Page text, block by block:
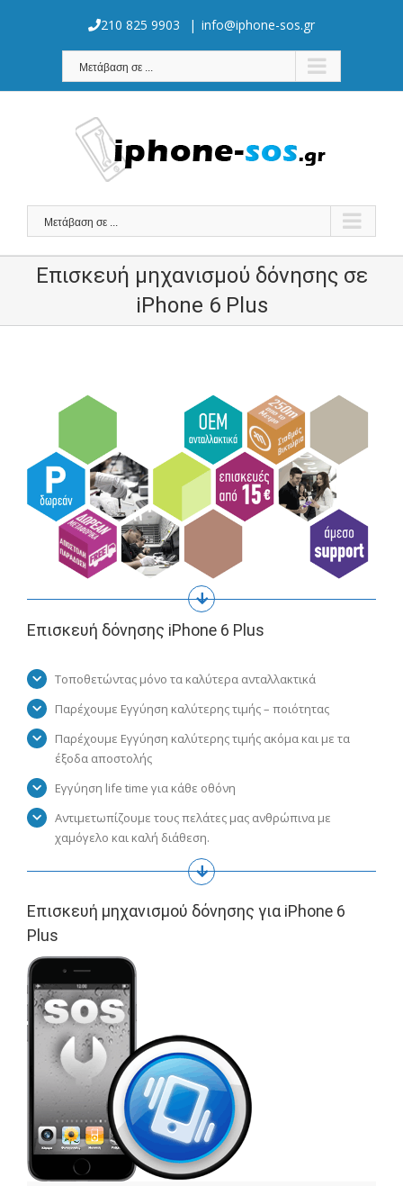
210 825 9903 | info@iphone-sos.gr
Μετάβαση σε ...
Μετάβαση σε ...
Επισκευή μηχανισμού δόνησης σε
iPhone 6 Plus
Επισκευή δόνησης iPhone 6 Plus
Τοποθετώντας μόνο τα καλύτερα ανταλλακτικά
Παρέχουμε Εγγύηση καλύτερης τιμής – ποιότητας
Παρέχουμε Εγγύηση καλύτερης τιμής ακόμα και με τα
έξοδα αποστολής
Εγγύηση life time για κάθε οθόνη
Αντιμετωπίζουμε τους πελάτες μας ανθρώπινα με
χαμόγελο και καλή διάθεση.
Επισκευή μηχανισμού δόνησης για iPhone 6
Plus